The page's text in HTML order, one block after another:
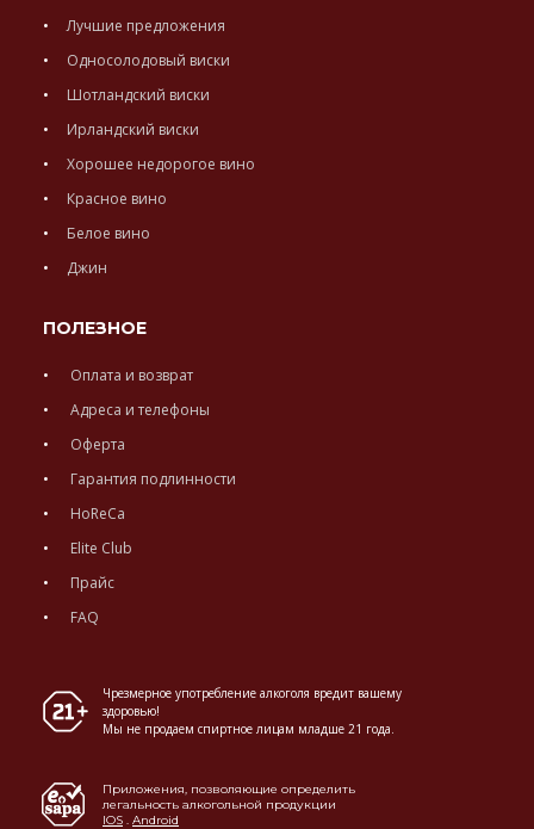
Лучшие предложения
Односолодовый виски
Шотландский виски
Ирландский виски
Хорошее недорогое вино
Красное вино
Белое вино
Джин
ПОЛЕЗНОЕ
Оплата и возврат
Адреса и телефоны
Оферта
Гарантия подлинности
HoReCa
Elite Club
Прайс
FAQ
Чрезмерное употребление алкоголя вредит вашему
здоровью!
Мы не продаем спиртное лицам младше 21 года.
Приложения, позволяющие определить
легальность алкогольной продукции
IOS . Android